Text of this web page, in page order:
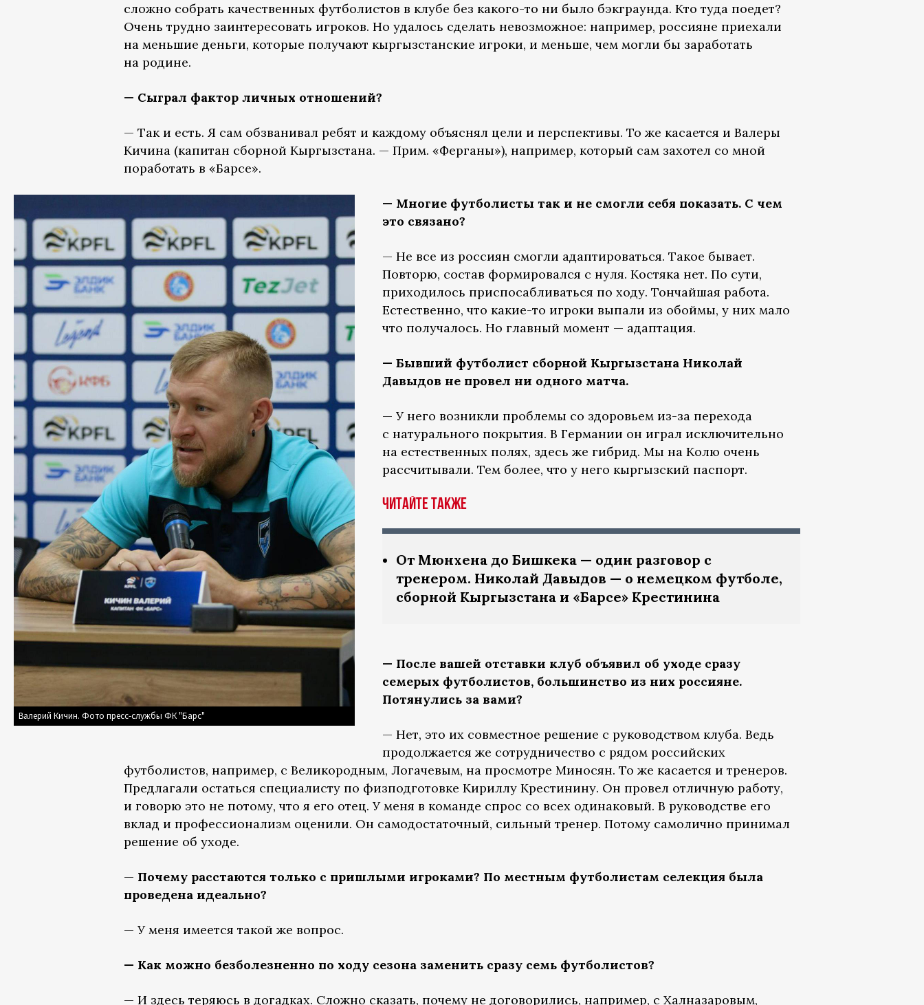
сложно собрать качественных футболистов в клубе без какого-то ни было бэкграунда. Кто туда поедет?
Очень трудно заинтересовать игроков. Но удалось сделать невозможное: например, россияне приехали
на меньшие деньги, которые получают кыргызстанские игроки, и меньше, чем могли бы заработать
на родине.
— Сыграл фактор личных отношений?
— Так и есть. Я сам обзванивал ребят и каждому объяснял цели и перспективы. То же касается и Валеры
Кичина (капитан сборной Кыргызстана. — Прим. «Ферганы»), например, который сам захотел со мной
поработать в «Барсе».
Валерий Кичин. Фото пресс-службы ФК "Барс"
— Многие футболисты так и не смогли себя показать. С чем
это связано?
— Не все из россиян смогли адаптироваться. Такое бывает.
Повторю, состав формировался с нуля. Костяка нет. По сути,
приходилось приспосабливаться по ходу. Тончайшая работа.
Естественно, что какие-то игроки выпали из обоймы, у них мало
что получалось. Но главный момент — адаптация.
— Бывший футболист сборной Кыргызстана Николай
Давыдов не провел ни одного матча.
— У него возникли проблемы со здоровьем из-за перехода
с натурального покрытия. В Германии он играл исключительно
на естественных полях, здесь же гибрид. Мы на Колю очень
рассчитывали. Тем более, что у него кыргызский паспорт.
Читайте также
От Мюнхена до Бишкека — один разговор с
тренером. Николай Давыдов — о немецком футболе,
сборной Кыргызстана и «Барсе» Крестинина
— После вашей отставки клуб объявил об уходе сразу
семерых футболистов, большинство из них россияне.
Потянулись за вами?
— Нет, это их совместное решение с руководством клуба. Ведь
продолжается же сотрудничество с рядом российских
футболистов, например, с Великородным, Логачевым, на просмотре Миносян. То же касается и тренеров.
Предлагали остаться специалисту по физподготовке Кириллу Крестинину. Он провел отличную работу,
и говорю это не потому, что я его отец. У меня в команде спрос со всех одинаковый. В руководстве его
вклад и профессионализм оценили. Он самодостаточный, сильный тренер. Потому самолично принимал
решение об уходе.
— Почему расстаются только с пришлыми игроками? По местным футболистам селекция была
проведена идеально?
— У меня имеется такой же вопрос.
— Как можно безболезненно по ходу сезона заменить сразу семь футболистов?
— И здесь теряюсь в догадках. Сложно сказать, почему не договорились, например, с Халназаровым,